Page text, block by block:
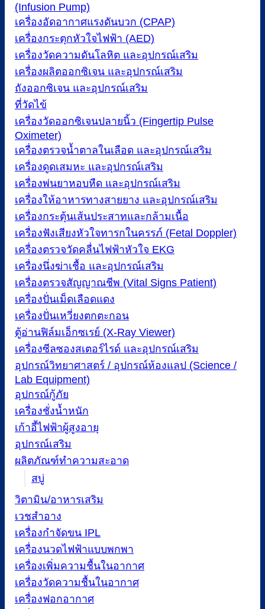
(Infusion Pump)
เครื่องอัดอากาศแรงดันบวก (CPAP)
เครื่องกระตุกหัวใจไฟฟ้า (AED)
เครื่องวัดความดันโลหิต และอุปกรณ์เสริม
เครื่องผลิตออกซิเจน และอุปกรณ์เสริม
ถังออกซิเจน และอุปกรณ์เสริม
ที่วัดไข้
เครื่องวัดออกซิเจนปลายนิ้ว (Fingertip Pulse
Oximeter)
เครื่องตรวจน้ำตาลในเลือด และอุปกรณ์เสริม
เครื่องดูดเสมหะ และอุปกรณ์เสริม
เครื่องพ่นยาหอบหืด และอุปกรณ์เสริม
เครื่องให้อาหารทางสายยาง และอุปกรณ์เสริม
เครื่องกระตุ้นเส้นประสาทและกล้ามเนื้อ
เครื่องฟังเสียงหัวใจทารกในครรภ์ (Fetal Doppler)
เครื่องตรวจวัดคลื่นไฟฟ้าหัวใจ EKG
เครื่องนึ่งฆ่าเชื้อ และอุปกรณ์เสริม
เครื่องตรวจสัญญาณชีพ (Vital Signs Patient)
เครื่องปั่นเม็ดเลือดแดง
เครื่องปั่นเหวี่ยงตกตะกอน
ตู้อ่านฟิล์มเอ็กซเรย์ (X-Ray Viewer)
เครื่องซีลซองสเตอร์ไรด์ และอุปกรณ์เสริม
อุปกรณ์วิทยาศาสตร์ / อุปกรณ์ห้องแลป (Science /
Lab Equipment)
อุปกรณ์กู้ภัย
เครื่องชั่งน้ำหนัก
เก้าอี้ไฟฟ้าผู้สูงอายุ
อุปกรณ์เสริม
ผลิตภัณฑ์ทำความสะอาด
สบู่
วิตามิน/อาหารเสริม
เวชสำอาง
เครื่องกำจัดขน IPL
เครื่องนวดไฟฟ้าแบบพกพา
เครื่องเพิ่มความชื้นในอากาศ
เครื่องวัดความชื้นในอากาศ
เครื่องฟอกอากาศ